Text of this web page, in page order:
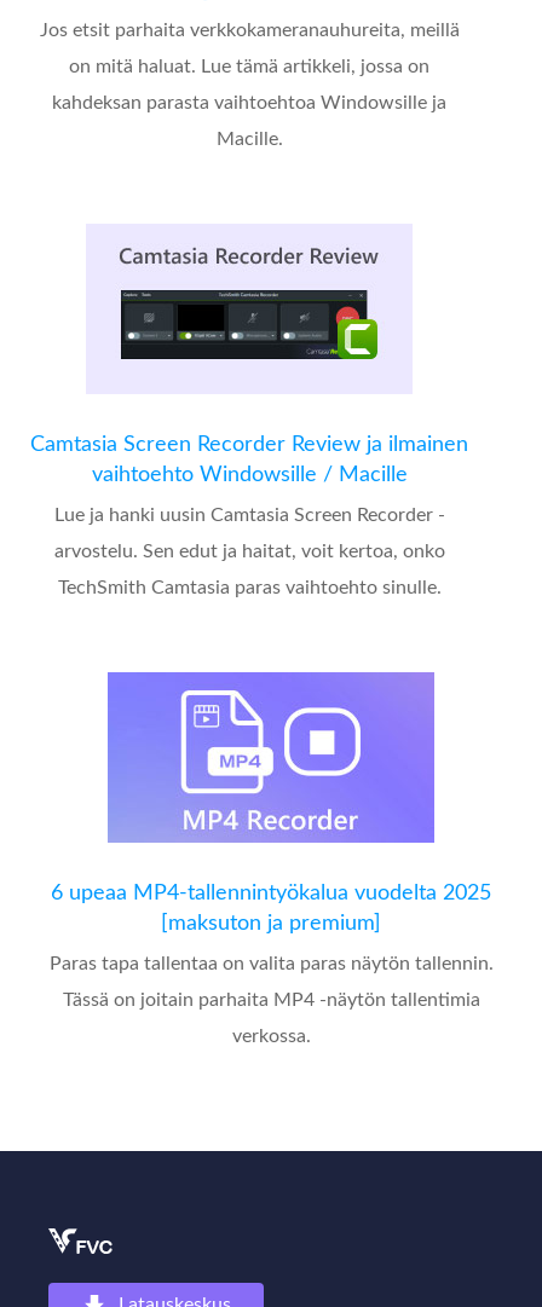
Jos etsit parhaita verkkokameranauhureita, meillä
on mitä haluat. Lue tämä artikkeli, jossa on
kahdeksan parasta vaihtoehtoa Windowsille ja
Macille.
Camtasia Screen Recorder Review ja ilmainen
vaihtoehto Windowsille / Macille
Lue ja hanki uusin Camtasia Screen Recorder -
arvostelu. Sen edut ja haitat, voit kertoa, onko
TechSmith Camtasia paras vaihtoehto sinulle.
6 upeaa MP4-tallennintyökalua vuodelta 2025
[maksuton ja premium]
Paras tapa tallentaa on valita paras näytön tallennin.
Tässä on joitain parhaita MP4 -näytön tallentimia
verkossa.